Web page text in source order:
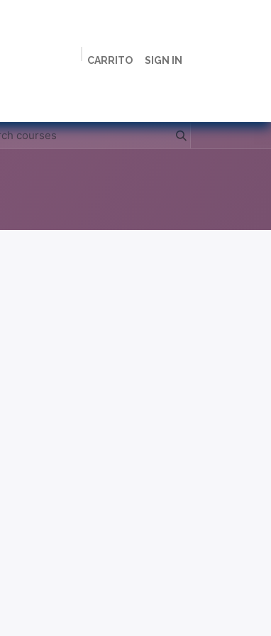
CARRITO SIGN IN